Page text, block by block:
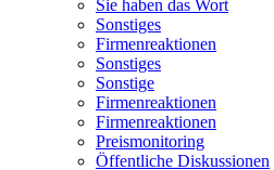
Sie haben das Wort
Sonstiges
Firmenreaktionen
Sonstiges
Sonstige
Firmenreaktionen
Firmenreaktionen
Preismonitoring
Öffentliche Diskussionen